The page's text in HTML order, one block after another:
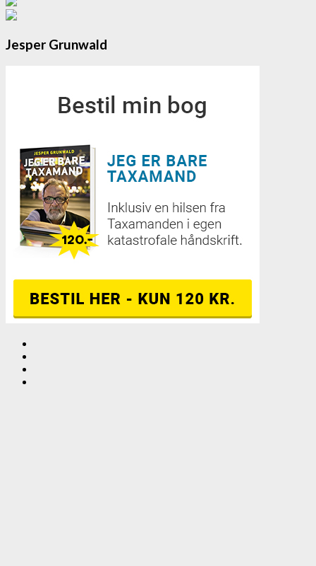
Jesper Grunwald